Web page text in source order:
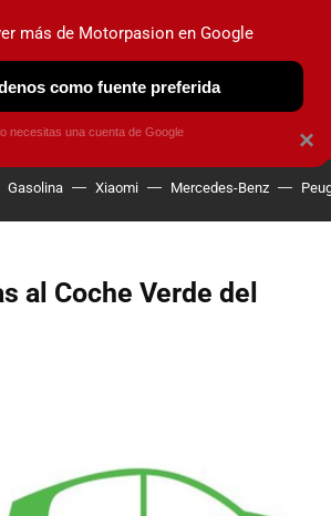
ELÉCTRICOS OBSERVATORIO
Gasolina Xiaomi Mercedes-Benz
al Coche Verde del
×
más de Motorpasion en Google
como fuente preferida
necesitas una cuenta de Google